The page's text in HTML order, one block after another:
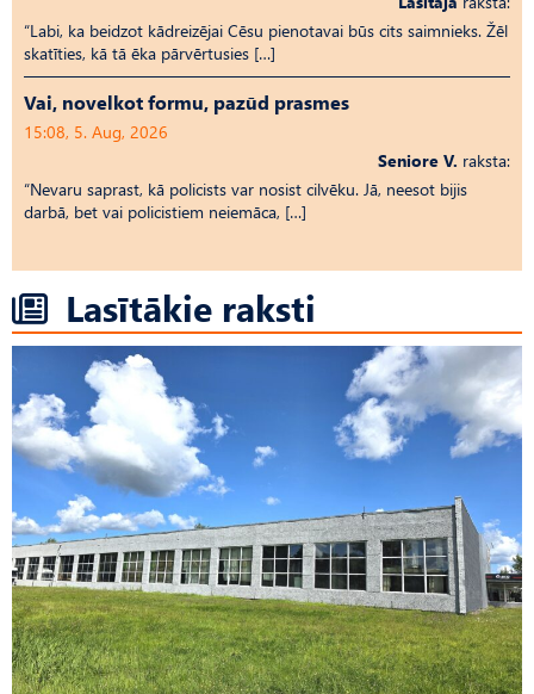
“Labi, ka beidzot kādreizējai Cēsu pienotavai būs cits saimnieks. Žēl
skatīties, kā tā ēka pārvērtusies […]
Vai, novelkot formu, pazūd prasmes
15:08, 5. Aug, 2026
Seniore V. raksta:
“Nevaru saprast, kā policists var nosist cilvēku. Jā, neesot bijis
darbā, bet vai policistiem neiemāca, […]
Lasītākie raksti